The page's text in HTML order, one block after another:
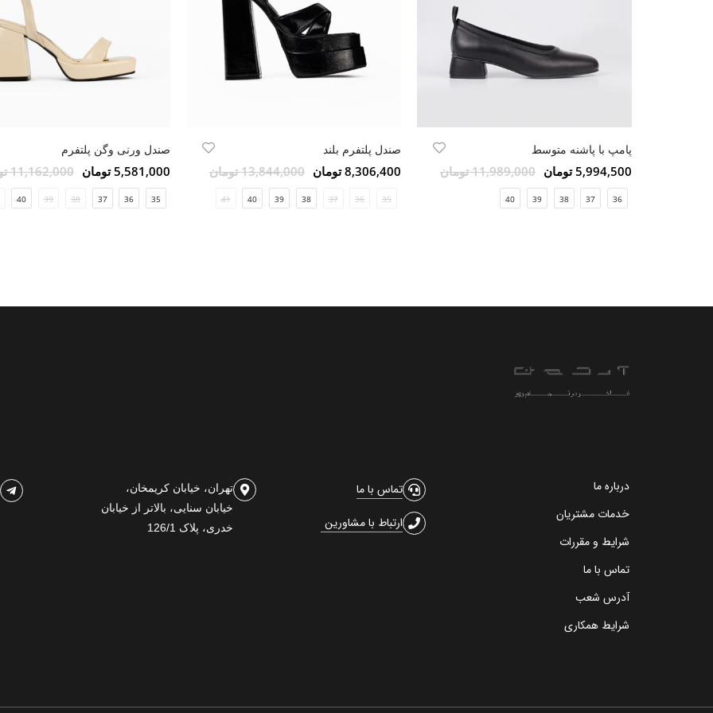
پامپ با پاشنه متوسط
5,994,500 تومان 11,989,000 تومان
36
37
38
39
40
صندل پلتفرم بلند
8,306,400 تومان 13,844,000 تومان
35
36
37
38
39
40
41
صندل ورنی وگن پلتفرم
5,581,000 تومان 11,162,000 تومان
35
36
37
38
39
40
درباره ما
خدمات مشتریان
شرایط و مقررات
تماس با ما
آدرس شعب
شرایط همکاری
تماس با ما
ارتباط با مشاورین
تهران، خیابان کریمخان،
خیابان سنایی، بالاتر از خیابان
خدری، پلاک 126/1